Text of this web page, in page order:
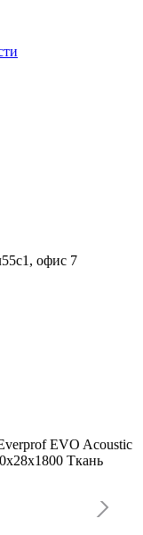
офис 7
EVO Acoustic
Ткань